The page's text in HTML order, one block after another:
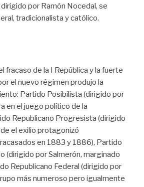
por Ramón Nocedal, se
tradicionalista y católico.
fracaso de la I República y la fuerte
el nuevo régimen produjo la
Partido Posibilista (dirigido por
en el juego político de la
Republicano Progresista (dirigido
el exilio protagonizó
en 1883 y 1886), Partido
(dirigido por Salmerón, marginado
Republicano Federal (dirigido por
más numeroso pero igualmente